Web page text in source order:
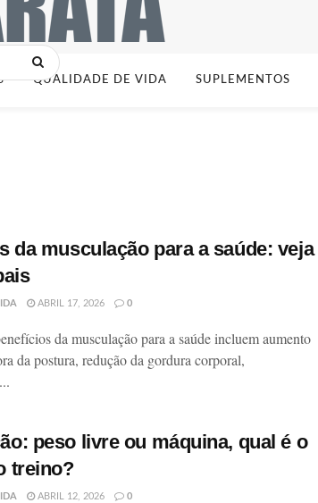
QUALIDADE DE VIDA SUPLEMENTOS
da musculação para a saúde: veja
ABRIL 17, 2026 0
da musculação para a saúde incluem aumento
da postura, redução da gordura corporal,
peso livre ou máquina, qual é o
treino?
ABRIL 12, 2026 0